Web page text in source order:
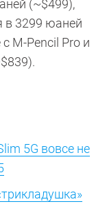
(~$499),
в 3299 юаней
M-Pencil Pro и
5G вовсе не